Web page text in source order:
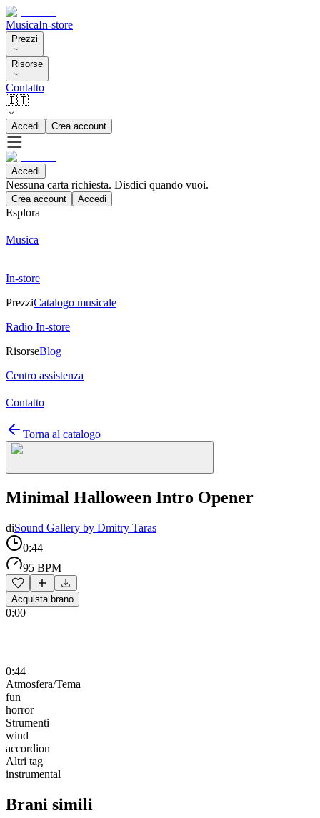
MusicaIn-store
Prezzi
Risorse
Contatto
🇮🇹
Accedi Crea account
Accedi
Nessuna carta richiesta. Disdici quando vuoi.
Crea account Accedi
Esplora
Musica
In-store
PrezziCatalogo musicale
Radio In-store
RisorseBlog
Centro assistenza
Contatto
Torna al catalogo
Minimal Halloween Intro Opener
diSound Gallery by Dmitry Taras
0:44
95 BPM
Acquista brano
0:00
0:44
Atmosfera/Tema
fun
horror
Strumenti
wind
accordion
Altri tag
instrumental
Brani simili